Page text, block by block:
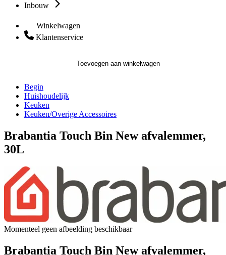
Inbouw
Winkelwagen
Klantenservice
Toevoegen aan winkelwagen
Begin
Huishoudelijk
Keuken
Keuken/Overige Accessoires
Brabantia Touch Bin New afvalemmer,
30L
Momenteel geen afbeelding beschikbaar
Brabantia Touch Bin New afvalemmer,